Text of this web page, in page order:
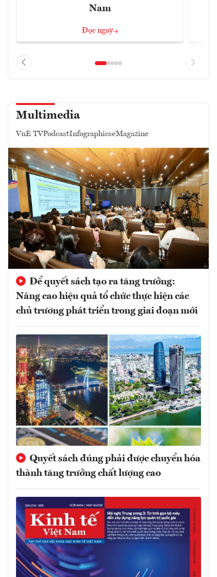
Nam
Đọc ngay
Multimedia
VnE TVPodcastInfographicseMagazine
Để quyết sách tạo ra tăng trưởng:
Nâng cao hiệu quả tổ chức thực hiện các
chủ trương phát triển trong giai đoạn mới
Quyết sách đúng phải được chuyển hóa
thành tăng trưởng chất lượng cao